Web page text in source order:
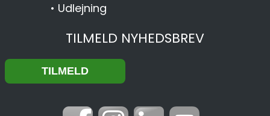
• Udlejning
TILMELD NYHEDSBREV